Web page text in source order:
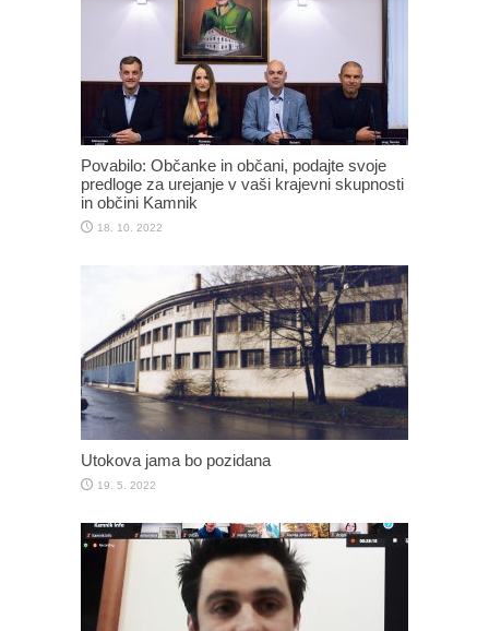
Povabilo: Občanke in občani, podajte svoje
predloge za urejanje v vaši krajevni skupnosti
in občini Kamnik
18. 10. 2022
Utokova jama bo pozidana
19. 5. 2022